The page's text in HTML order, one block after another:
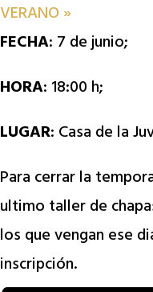
VERANO »
FECHA: 7 de junio;
HORA: 18:00 h;
LUGAR: Casa de la
Para cerrar la
ultimo taller de
los que vengan ese
inscripción.